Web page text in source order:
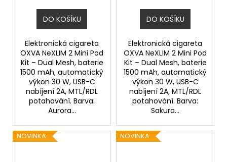
DO KOŠÍKU
Elektronická cigareta
OXVA NeXLIM 2 Mini Pod
Kit – Dual Mesh, baterie
1500 mAh, automatický
výkon 30 W, USB-C
nabíjení 2A, MTL/RDL
potahování. Barva:
Aurora...
DO KOŠÍKU
Elektronická cigareta
OXVA NeXLIM 2 Mini Pod
Kit – Dual Mesh, baterie
1500 mAh, automatický
výkon 30 W, USB-C
nabíjení 2A, MTL/RDL
potahování. Barva:
Sakura...
NOVINKA NOVINKA